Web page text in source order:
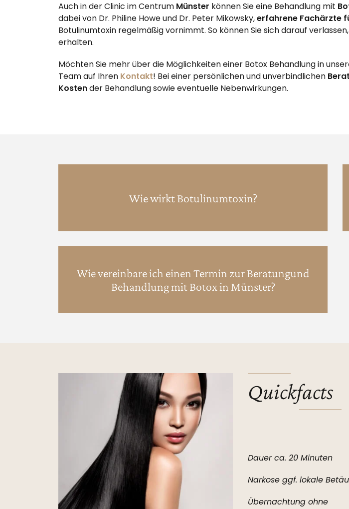
Auch in der Clinic im Centrum Münster können Sie eine Behandlung mit
dabei von Dr. Philine Howe und Dr. Peter Mikowsky,erfahrene Fachärzte
Botulinumtoxin regelmäßig vornimmt. So können Sie sich darauf
erhalten.
Möchten Sie mehr über die Möglichkeiten einer Botox Behandlung in
Team auf Ihren Kontakt! Bei einer persönlichen und unverbindlichen
Kostender Behandlung sowie eventuelle Nebenwirkungen.
Wie wirkt Botulinumtoxin?
Wie vereinbare ich einen Termin zur Beratungund
Behandlung mit Botox in Münster?
Quickfacts
Dauer ca. 20 Minuten
Narkose ggf. lokale
Übernachtung ohne